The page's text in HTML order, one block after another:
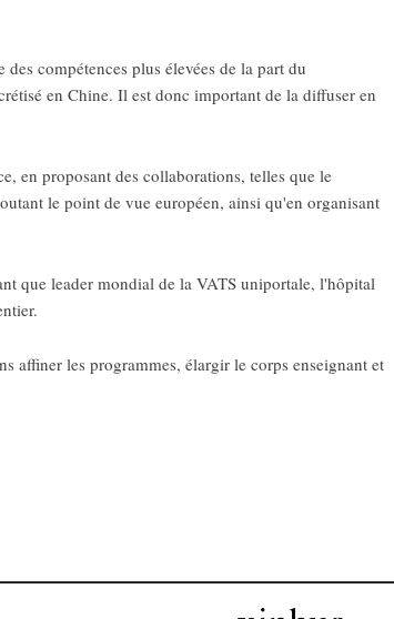
compétences plus élevées de la part du
en Chine. Il est donc important de la diffuser en
en proposant des collaborations, telles que le
le point de vue européen, ainsi qu'en organisant
que leader mondial de la VATS uniportale, l'hôpital
affiner les programmes, élargir le corps enseignant et